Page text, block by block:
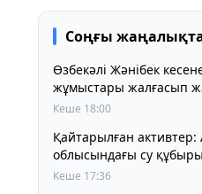
Соңғы
Өзбекәлі Жәнібек
жұмыстары жалғасып
Кеше 18:00
Қайтарылған активтер:
облысындағы су құбыры
құрылысына 5 млрд
Кеше 17:36